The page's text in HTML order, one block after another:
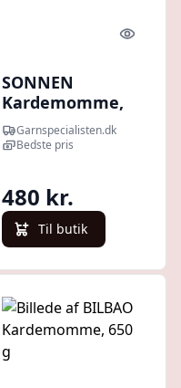
Quick
SONNEN
Kardemomme,
1,6 kg
Garnspecialisten.dk
Bedste pris
480 kr.
Til butik